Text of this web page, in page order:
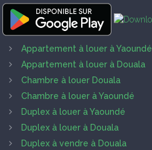
Appartement à louer à Yaoundé
Appartement à louer à Douala
Chambre à louer Douala
Chambre à louer à Yaoundé
Duplex à louer à Yaoundé
Duplex à louer à Douala
Duplex à vendre à Douala